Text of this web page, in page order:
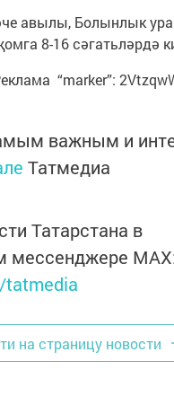
авылы, Болынлык
8-16 сәгатьләрдә
“marker”:
важным и
Татмедиа
Татарстана в
мессенджере
на страницу новости